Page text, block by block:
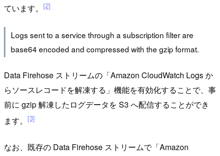
ています。
[2]
Logs sent to a service through a subscription filter are
base64 encoded and compressed with the gzip format.
Data Firehose ストリームの「Amazon CloudWatch Logs か
らソースレコードを解凍する」機能を有効化することで、事
前に gzip 解凍したログデータを S3 へ配信することができ
ます。
[3]
なお、既存の Data Firehose ストリームで「Amazon